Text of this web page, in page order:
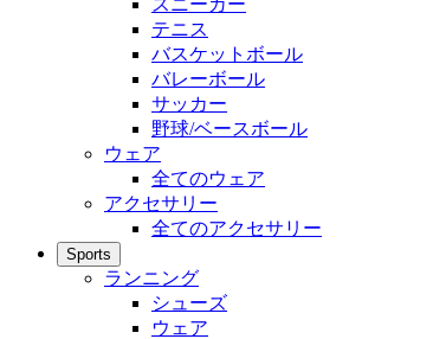
スニーカー
テニス
バスケットボール
バレーボール
サッカー
野球/ベースボール
ウェア
全てのウェア
アクセサリー
全てのアクセサリー
Sports
ランニング
シューズ
ウェア